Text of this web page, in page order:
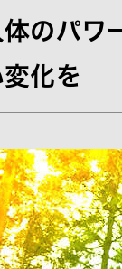
のパワ
化を